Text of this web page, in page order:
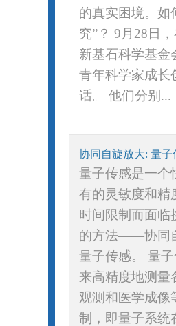
的真实困境。如
究”？ 9月28日
新基石科学基金
青年科学家成长
话。 他们分别...
协同自旋放大: 量
量子传感是一个
有的灵敏度和精
时间限制而面
的方法——协同
量子传感。 量
来高精度地测量
观测和医学成像
制，即量子系统